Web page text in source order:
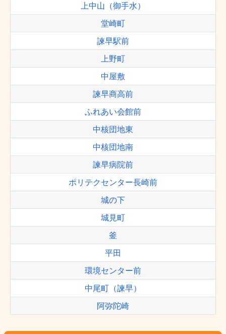
上中山（御手水）
堂崎町
諫早駅前
上野町
中屋敷
諫早商高前
ふれあい会館前
中核団地東
中核団地南
諫早病院前
ポリテクセンター長崎前
城の下
城見町
釜
平田
環境センター前
中尾町（諫早）
阿弥陀崎